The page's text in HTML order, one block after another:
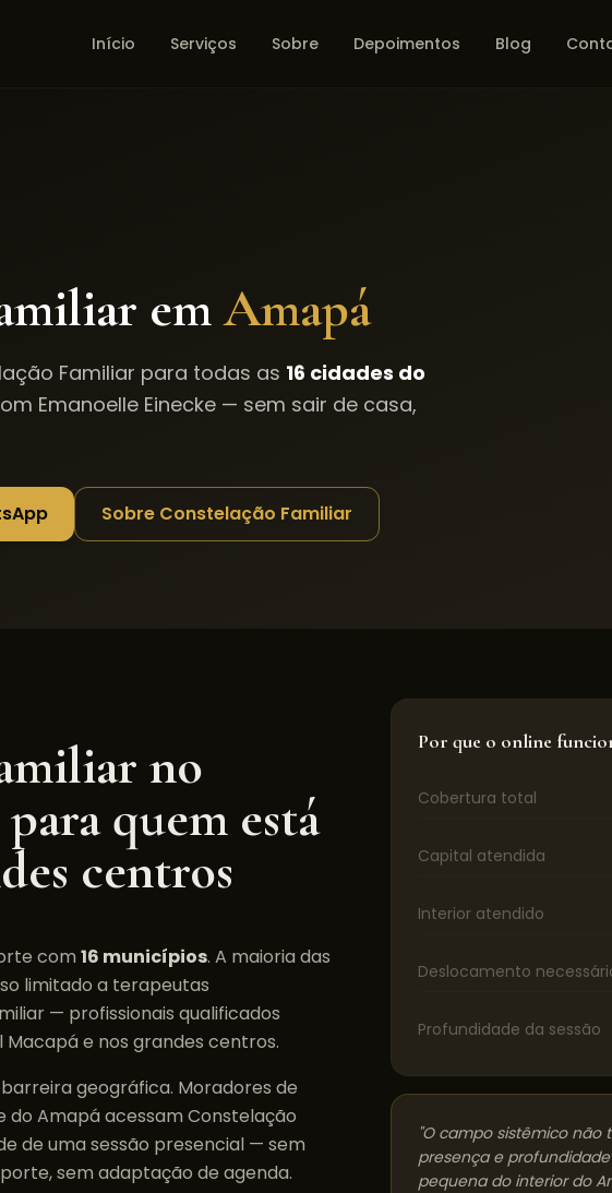
Início Serviços Sobre Depoimentos Blog
emAmapá
Familiar para todas as 16 cidades do
Emanoelle Einecke — sem sair de casa,
Sobre Constelação Familiar
no
para quem está
centros
com 16 municípios. A maioria das
limitado a terapeutas
— profissionais qualificados
Macapá e nos grandes centros.
geográfica. Moradores de
do Amapá acessam Constelação
de uma sessão presencial — sem
sem adaptação de agenda.
Por que o online
Cobertura total
Capital atendida
Interior atendido
Deslocamento
Profundidade da sessão
"O campo sistêmico
presença e
pequena do interior do